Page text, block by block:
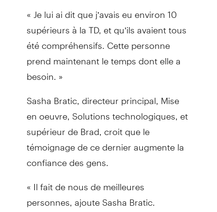
« Je lui ai dit que j’avais eu environ 10
supérieurs à la TD, et qu’ils avaient tous
été compréhensifs. Cette personne
prend maintenant le temps dont elle a
besoin. »
Sasha Bratic, directeur principal, Mise
en oeuvre, Solutions technologiques, et
supérieur de Brad, croit que le
témoignage de ce dernier augmente la
confiance des gens.
« Il fait de nous de meilleures
personnes, ajoute Sasha Bratic.